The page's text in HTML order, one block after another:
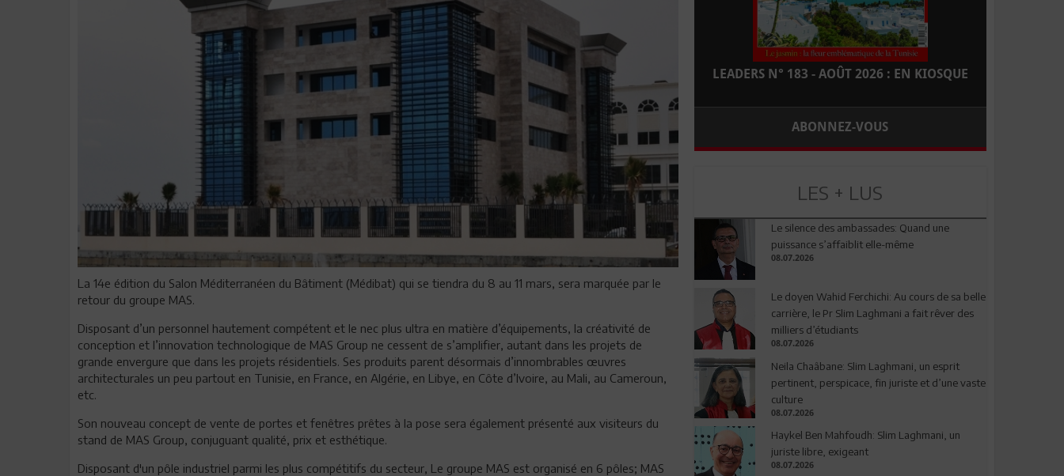
La 14e édition du Salon Méditerranéen du Bâtiment (Médibat) qui se tiendra du 8 au 11 mars, sera marquée par le
retour du groupe MAS.
Disposant d’un personnel hautement compétent et le nec plus ultra en matière d’équipements, la créativité de
conception et l’innovation technologique de MAS Group ne cessent de s’amplifier, autant dans les projets de
grande envergure que dans les projets résidentiels. Ses produits parent désormais d’innombrables œuvres
architecturales un peu partout en Tunisie, en France, en Algérie, en Libye, en Côte d’Ivoire, au Mali, au Cameroun,
etc.
Son nouveau concept de vente de portes et fenêtres prêtes à la pose sera également présenté aux visiteurs du
stand de MAS Group, conjuguant qualité, prix et esthétique.
Disposant d'un pôle industriel parmi les plus compétitifs du secteur, Le groupe MAS est organisé en 6 pôles; MAS
LEADERS N° 183 - AOÛT 2026 : EN KIOSQUE
ABONNEZ-VOUS
LES + LUS
Le silence des ambassades: Quand une
puissance s’affaiblit elle-même
08.07.2026
Le doyen Wahid Ferchichi: Au cours de sa belle
carrière, le Pr Slim Laghmani a fait rêver des
milliers d’étudiants
08.07.2026
Neila Chaâbane: Slim Laghmani, un esprit
pertinent, perspicace, fin juriste et d’une vaste
culture
08.07.2026
Haykel Ben Mahfoudh: Slim Laghmani, un
juriste libre, exigeant
08.07.2026